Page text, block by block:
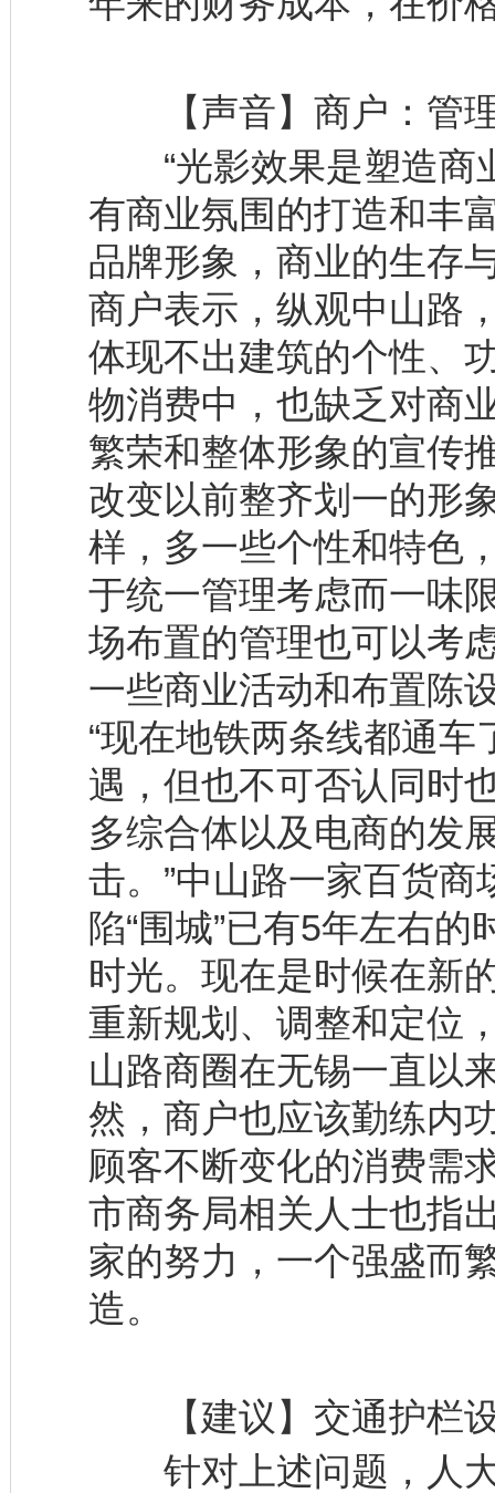
【声音】商户：管理
“光影效果是塑造商
有商业氛围的打造和丰
品牌形象，商业的生存
商户表示，纵观中山路
体现不出建筑的个性、
物消费中，也缺乏对商
繁荣和整体形象的宣传
改变以前整齐划一的形
样，多一些个性和特色
于统一管理考虑而一味
场布置的管理也可以考
一些商业活动和布置陈
“现在地铁两条线都通
遇，但也不可否认同时
多综合体以及电商的发
击。”中山路一家百货
陷“围城”已有5年左右
时光。现在是时候在新
重新规划、调整和定位
山路商圈在无锡一直以
然，商户也应该勤练内
顾客不断变化的消费需
市商务局相关人士也指
家的努力，一个强盛而
造。
【建议】交通护栏设
针对上述问题，人大